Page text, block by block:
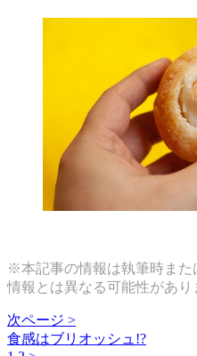
※本記事の情報は執筆時また
情報とは異なる可能性があり
次ページ >
食感はブリオッシュ!?